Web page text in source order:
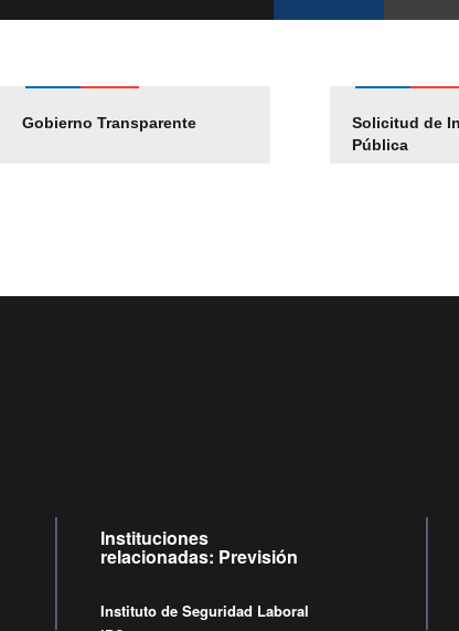
Gobierno Transparente
Solicitud de
Pública
Pago Proveedores
Instituciones
relacionadas: Previsión
Instituto de Seguridad Laboral